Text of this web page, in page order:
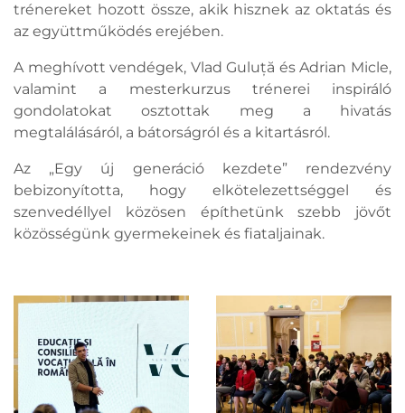
trénereket hozott össze, akik hisznek az oktatás és
az együttműködés erejében.
A meghívott vendégek, Vlad Guluță és Adrian Micle,
valamint a mesterkurzus trénerei inspiráló
gondolatokat osztottak meg a hivatás
megtalálásáról, a bátorságról és a kitartásról.
Az „Egy új generáció kezdete” rendezvény
bebizonyította, hogy elkötelezettséggel és
szenvedéllyel közösen építhetünk szebb jövőt
közösségünk gyermekeinek és fiataljainak.